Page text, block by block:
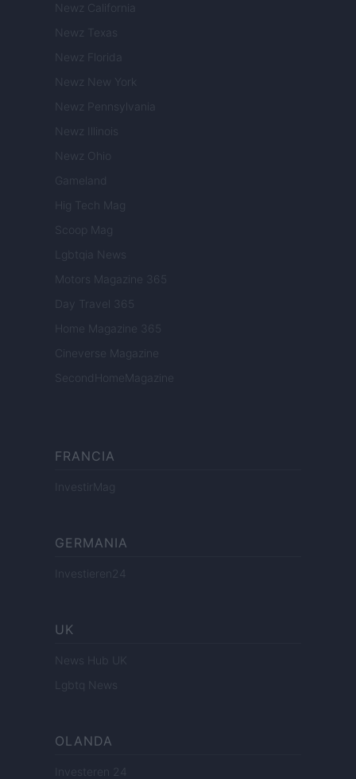
Newz California
Newz Texas
Newz Florida
Newz New York
Newz Pennsylvania
Newz Illinois
Newz Ohio
Gameland
Hig Tech Mag
Scoop Mag
Lgbtqia News
Motors Magazine 365
Day Travel 365
Home Magazine 365
Cineverse Magazine
SecondHomeMagazine
FRANCIA
InvestirMag
GERMANIA
Investieren24
UK
News Hub UK
Lgbtq News
OLANDA
Investeren 24